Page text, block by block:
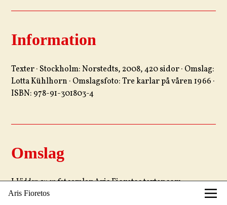
Aris Fioretos
Information
Texter · Stockholm: Norstedts, 2008, 420 sidor · Omslag:
Lotta Kühlhorn · Omslagsfoto: Tre karlar på våren 1966 ·
ISBN: 978-91-301803-4
Omslag
IVidden av en fotsamlar Aris Fioretos texter som
tillkommit under det senaste kvartsseklet. Boken